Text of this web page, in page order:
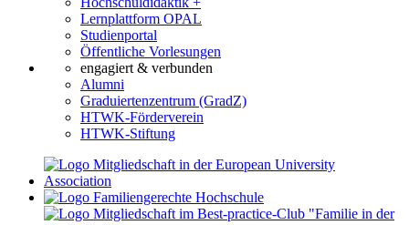
Lernplattform OPAL
Studienportal
Öffentliche Vorlesungen
engagiert & verbunden
Alumni
Graduiertenzentrum (GradZ)
HTWK-Förderverein
HTWK-Stiftung